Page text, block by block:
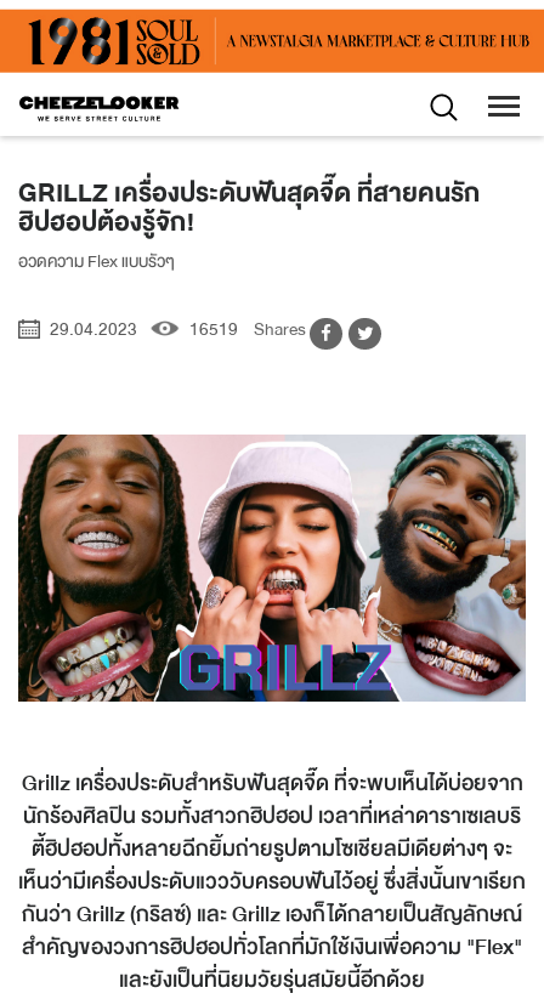
GRILLZ เครื่องประดับฟันสุดจี๊ด ที่สายคนรัก
ฮิปฮอปต้องรู้จัก!
อวดความ Flex แบบรัวๆ
29.04.2023 16519 Shares
Grillz เครื่องประดับสำหรับฟันสุดจี๊ด ที่จะพบเห็นได้บ่อยจาก
นักร้องศิลปิน รวมทั้งสาวกฮิปฮอป เวลาที่เหล่าดาราเซเลบริ
ตี้ฮิปฮอปทั้งหลายฉีกยิ้มถ่ายรูปตามโซเชียลมีเดียต่างๆ จะ
เห็นว่ามีเครื่องประดับแวววับครอบฟันไว้อยู่ ซึ่งสิ่งนั้นเขาเรียก
กันว่า Grillz (กริลซ์) และ Grillz เองก็ได้กลายเป็นสัญลักษณ์
สำคัญของวงการฮิปฮอปทั่วโลกที่มักใช้เงินเพื่อความ "Flex"
และยังเป็นที่นิยมวัยรุ่นสมัยนี้อีกด้วย